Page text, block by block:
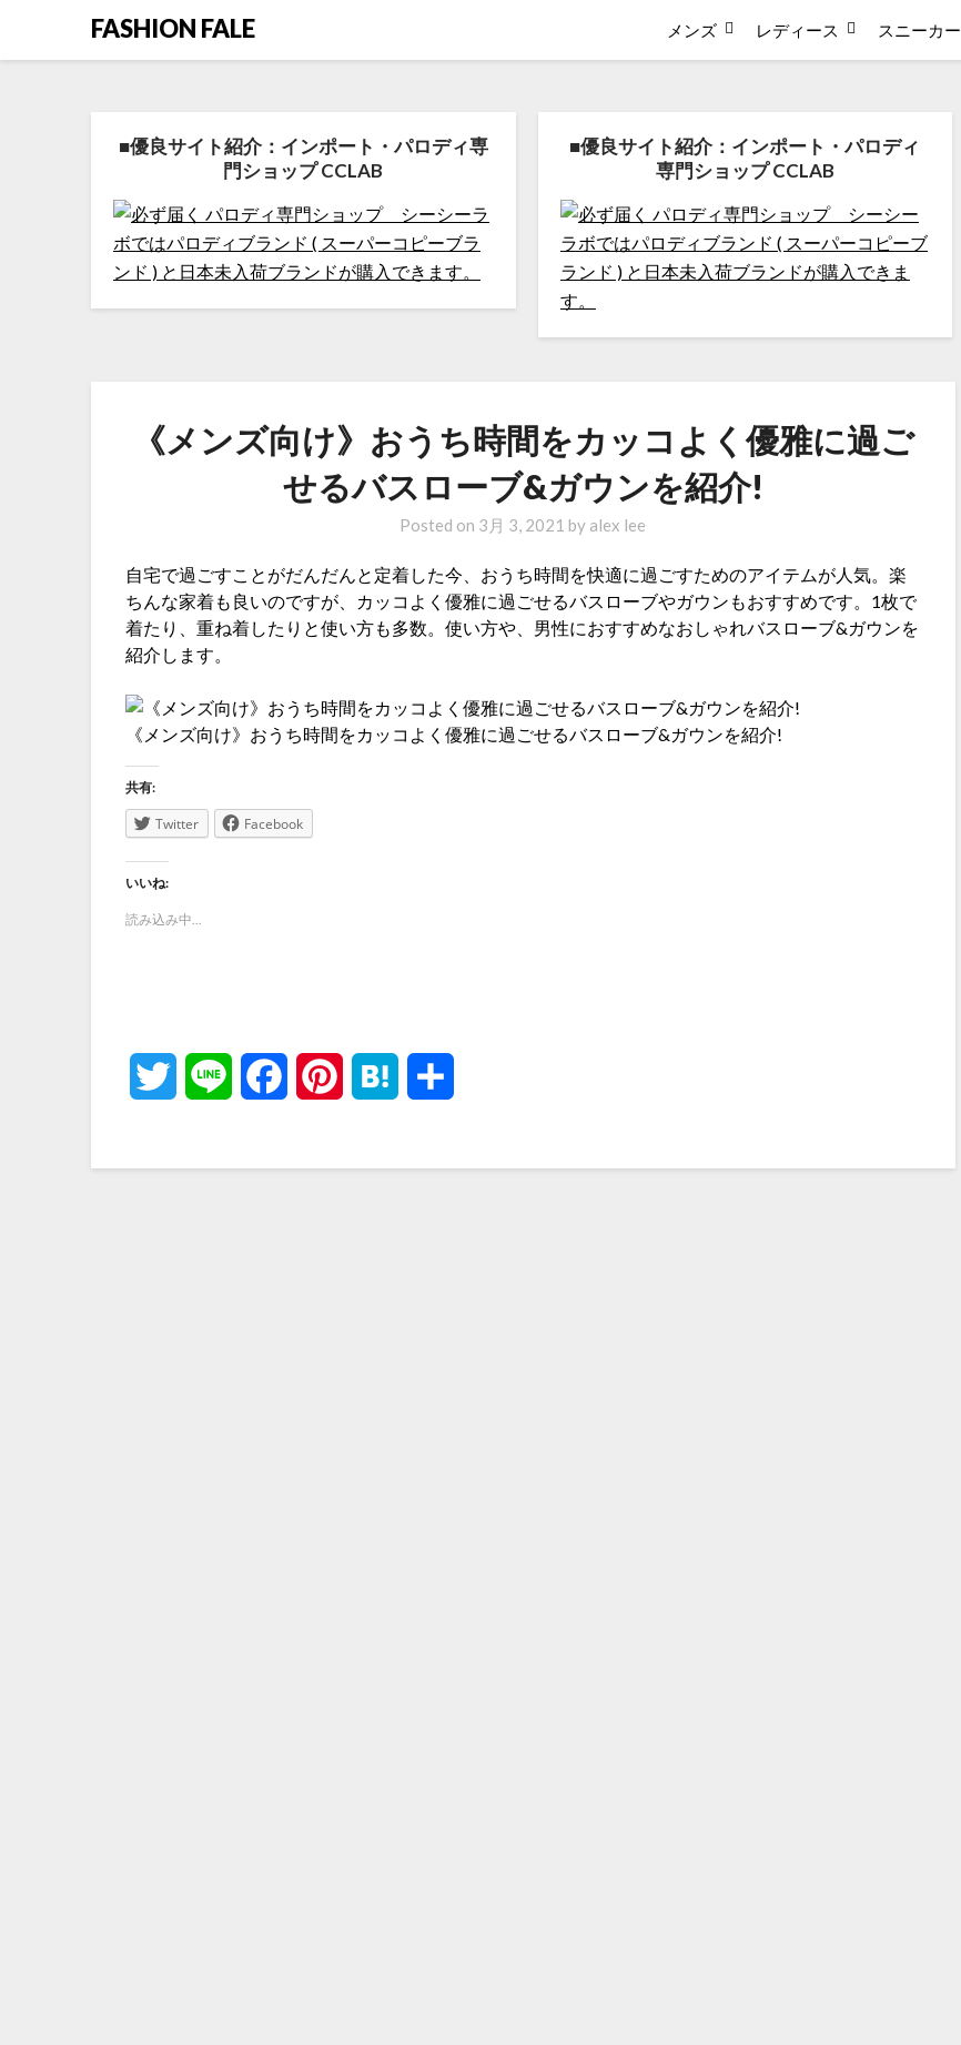
FASHION FALE メンズ レディース スニーカー
■優良サイト紹介：インポート・パロディ専
門ショップ CCLAB
■優良サイト紹介：インポート・パロディ
専門ショップ CCLAB
《メンズ向け》おうち時間をカッコよく優雅に過ご
せるバスローブ&ガウンを紹介!
Posted on 3月 3, 2021 by alex lee
自宅で過ごすことがだんだんと定着した今、おうち時間を快適に過ごすためのアイテムが人気。楽
ちんな家着も良いのですが、カッコよく優雅に過ごせるバスローブやガウンもおすすめです。1枚で
着たり、重ね着したりと使い方も多数。使い方や、男性におすすめなおしゃれバスローブ&ガウンを
紹介します。
《メンズ向け》おうち時間をカッコよく優雅に過ごせるバスローブ&ガウンを紹介!
共有:
Twitter Facebook
いいね:
読み込み中...
Twitter Line FacebookPinterest Hatena